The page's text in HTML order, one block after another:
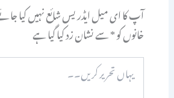
آپ کا ای میل ایڈریس شائع نہیں کیا
خانوں کو*سے نشان زد کیا گیا ہے
یہاں
تحریر
کریں۔۔